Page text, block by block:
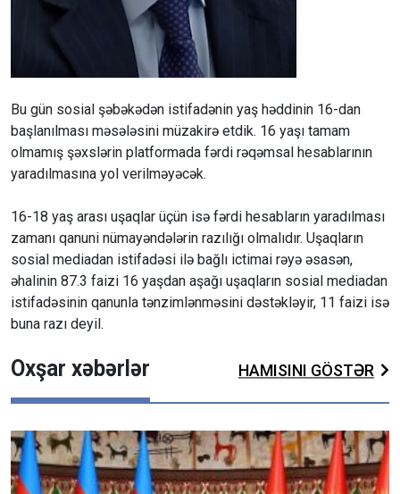
Bu gün sosial şəbəkədən istifadənin yaş həddinin 16-dan
başlanılması məsələsini müzakirə etdik. 16 yaşı tamam
olmamış şəxslərin platformada fərdi rəqəmsal hesablarının
yaradılmasına yol verilməyəcək.
16-18 yaş arası uşaqlar üçün isə fərdi hesabların yaradılması
zamanı qanuni nümayəndələrin razılığı olmalıdır. Uşaqların
sosial mediadan istifadəsi ilə bağlı ictimai rəyə əsasən,
əhalinin 87.3 faizi 16 yaşdan aşağı uşaqların sosial mediadan
istifadəsinin qanunla tənzimlənməsini dəstəkləyir, 11 faizi isə
buna razı deyil.
Oxşar xəbərlər HAMISINI GÖSTƏR